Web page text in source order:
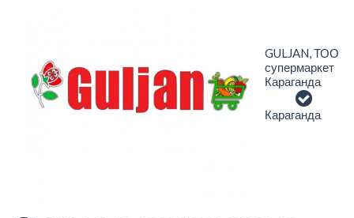
GULJAN, ТОО
супермаркет
Караганда
Караганда